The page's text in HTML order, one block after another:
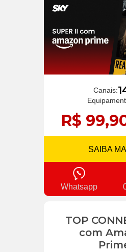
Canais:
R$
SAIBA
Whatsapp
TOP
com